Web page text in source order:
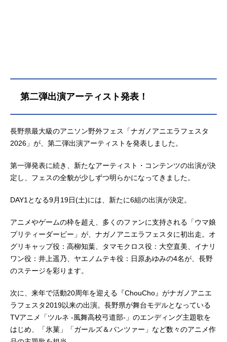
第二弾出演アーティスト発表！
長野県最大級のアニソン野外フェス「ナガノアニエラフェスタ
2026」が、第二弾出演アーティストを発表しました。
第一弾発表に続き、新たなアーティスト・コンテンツの出演が決
定し、フェスの全貌が少しずつ明らかになってきました。
DAY1となる9月19日(土)には、新たに6組の出演が決定。
アニメやゲームの枠を超え、多くのファンに支持される「ウマ娘
プリティーダービー」が、ナガノアニエラフェスタに初出走。オ
グリキャップ役：高柳知葉、タマモクロス役：大空直美、イナリ
ワン役：井上遥乃、ヤエノムテキ役：日原あゆみの4名が、長野
のステージを彩ります。
次に、来年で活動20周年を迎える『ChouCho』がナガノアニエ
ラフェスタ2019以来の出演。長野県が舞台モデルとなっている
TVアニメ「ツルネ -風舞高校弓道部-」のエンディング主題歌を
はじめ、「氷菓」「ガールズ＆パンツァー」など数々のアニメ作